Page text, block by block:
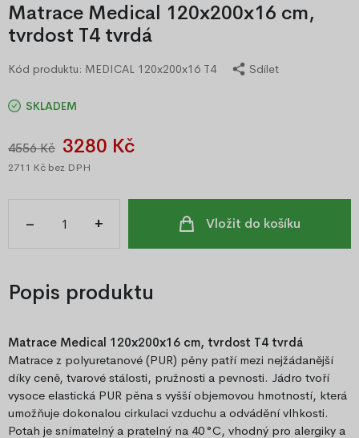
Matrace Medical 120x200x16 cm,
tvrdost T4 tvrdá
Kód produktu: MEDICAL 120x200x16 T4 Sdílet
SKLADEM
4556 Kč 3280 Kč
2711 Kč bez DPH
– + Vložit do košíku
Popis produktu
Matrace Medical 120x200x16 cm, tvrdost T4 tvrdá
Matrace z polyuretanové (PUR) pěny patří mezi nejžádanější
díky ceně, tvarové stálosti, pružnosti a pevnosti. Jádro tvoří
vysoce elastická PUR pěna s vyšší objemovou hmotností, která
umožňuje dokonalou cirkulaci vzduchu a odvádění vlhkosti.
Potah je snímatelný a pratelný na 40 °C, vhodný pro alergiky a